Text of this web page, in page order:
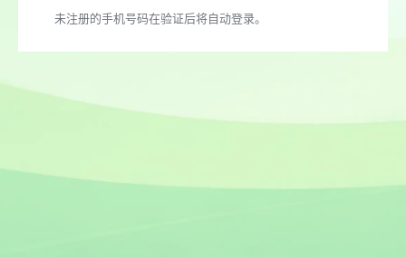
未注册的手机号码在验证后将自动登录。